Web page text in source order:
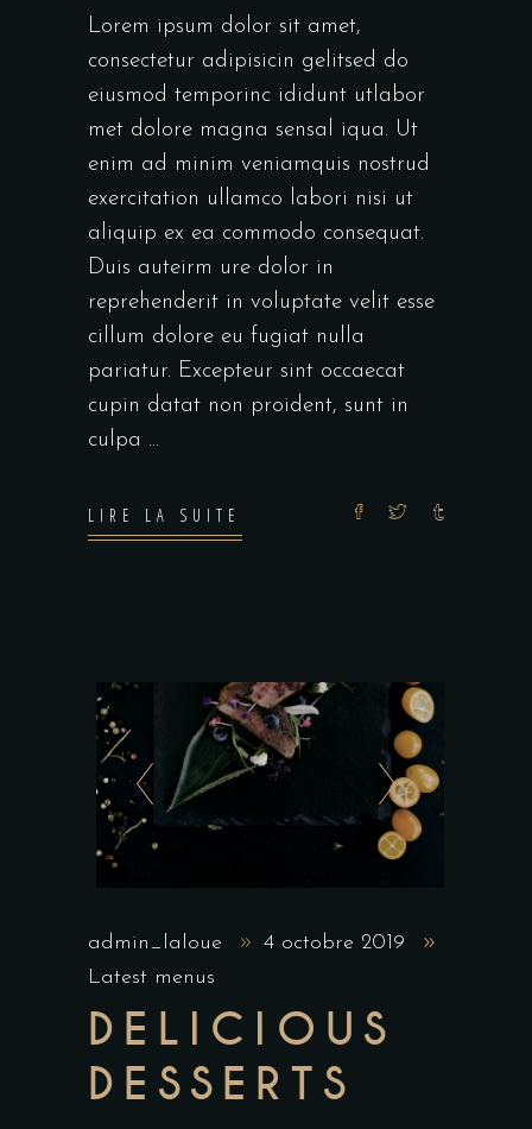
Lorem ipsum dolor sit amet,
consectetur adipisicin gelitsed do
eiusmod temporinc ididunt utlabor
met dolore magna sensal iqua. Ut
enim ad minim veniamquis nostrud
exercitation ullamco labori nisi ut
aliquip ex ea commodo consequat.
Duis auteirm ure dolor in
reprehenderit in voluptate velit esse
cillum dolore eu fugiat nulla
pariatur. Excepteur sint occaecat
cupin datat non proident, sunt in
culpa
LIRE LA SUITE
admin_laloue
4 octobre 2019
Latest menus
DELICIOUS
DESSERTS